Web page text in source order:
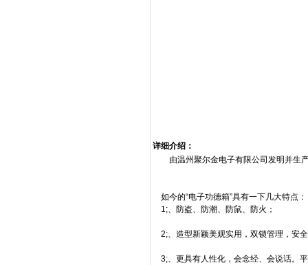
详细介绍：
由温州聚尔金电子有限公司发明并生产
如今的“电子功德箱”具有一下几大特点：
1;、防盗、防潮、防鼠、防火；
2;、造型新颖美观实用，双锁管理，安
3;、更具有人性化，会念经、会说话。